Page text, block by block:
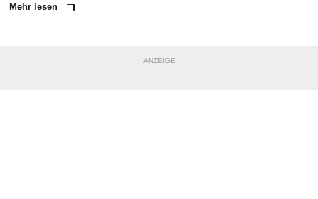
Mehr lesen
ANZEIGE